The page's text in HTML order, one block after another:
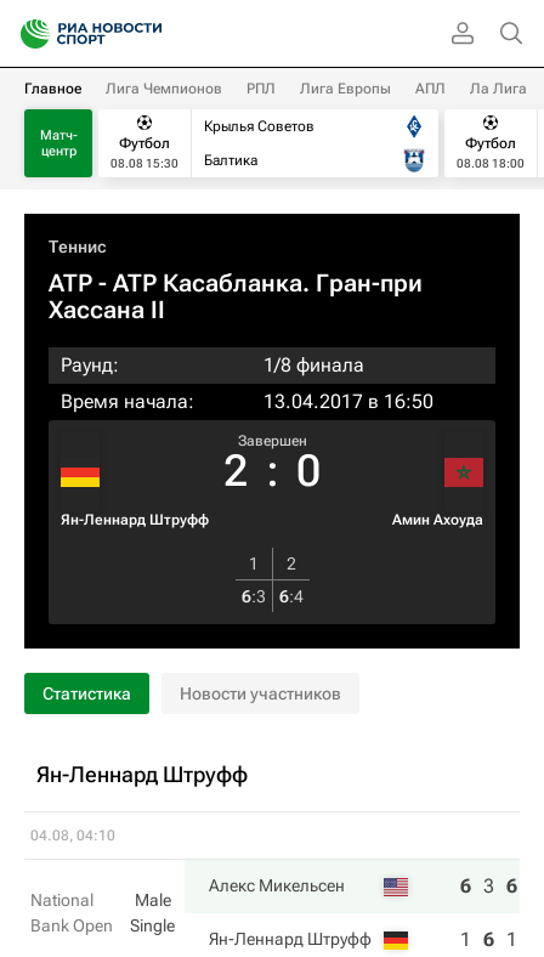
Главное Лига Чемпионов РПЛ Лига Европы АПЛ Ла Лига
Матч-
центр
Футбол
08.08 15:30
Крылья Советов
Балтика
Футбол
08.08 18:00
Теннис
ATP - ATP Касабланка. Гран-при
Хассана II
Раунд:
1/8 финала
Время начала:
13.04.2017 в 16:50
Ян-Леннард Штруфф
Завершен
2 : 0
Амин Ахоуда
1
2
6:3 6:4
Статистика Новости участников
Ян-Леннард Штруфф
04.08, 04:10
National
Bank Open
Male
Single
Алекс Микельсен 6 3 6
Ян-Леннард Штруфф 1 6 1